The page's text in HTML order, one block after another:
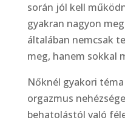
során jól kell
gyakran nagyon
általában nemcsak
meg, hanem sokkal
Nőknél gyakori
orgazmus
behatolástól való